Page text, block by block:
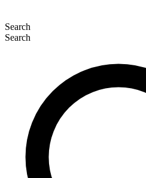
Search
Search